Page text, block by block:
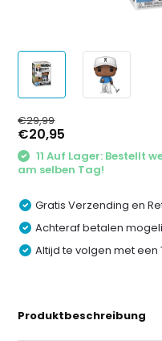
€29,99
€20,95
11 Auf Lager: Bestellt
am selben Tag!
Gratis Verzending en
Achteraf betalen
Altijd te volgen met een
Produktbeschreibung